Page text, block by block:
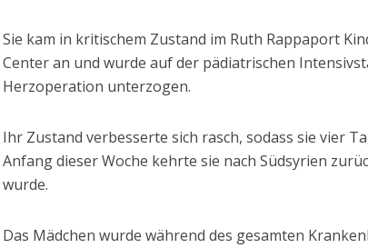
Sie kam in kritischem Zustand im Ruth Rappaport
Center an und wurde auf der pädiatrischen
Herzoperation unterzogen.
Ihr Zustand verbesserte sich rasch, sodass sie vier
Anfang dieser Woche kehrte sie nach Südsyrien
wurde.
Das Mädchen wurde während des gesamten